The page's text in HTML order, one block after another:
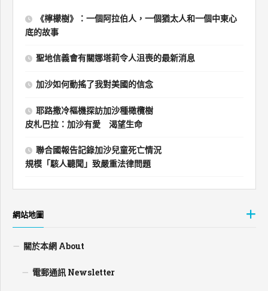
《檸檬樹》：一個阿拉伯人，一個猶太人和一個中東心
底的故事
聖地信義會有關娜塔莉令人沮喪的最新消息
加沙如何動搖了我對美國的信念
耶路撒冷樞機探訪加沙種橄欖樹
皮札巴拉：加沙有愛 渴望生命
聯合國報告記錄加沙兒童死亡情況
規模「駭人聽聞」致嚴重法律問題
網站地圖
關於本網 About
電郵通訊 Newsletter